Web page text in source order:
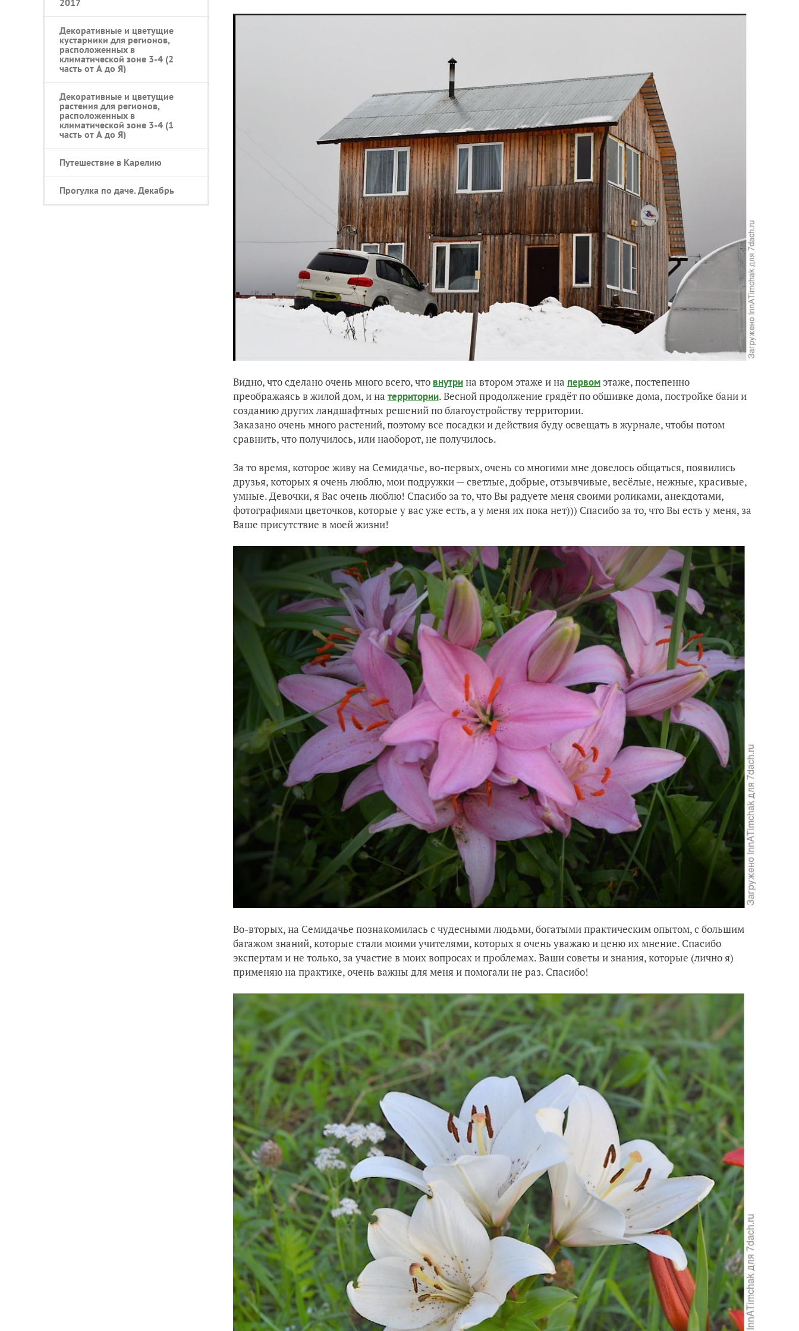
Декоративные и цветущие
кустарники для регионов,
расположенных в
климатической зоне 3-4 (2
часть от А до Я)
Декоративные и цветущие
растения для регионов,
расположенных в
климатической зоне 3-4 (1
часть от А до Я)
Путешествие в Карелию
Прогулка по даче. Декабрь
Видно, что сделано очень много всего, что внутрина втором этаже и на первом этаже, постепенно
преображаясь в жилой дом, и на территории. Весной продолжение грядёт по обшивке дома, постройке бани и
созданию других ландшафтных решений по благоустройству территории.
Заказано очень много растений, поэтому все посадки и действия буду освещать в журнале, чтобы потом
сравнить, что получилось, или наоборот, не получилось.
За то время, которое живу на Семидачье, во-первых, очень со многими мне довелось общаться, появились
друзья, которых я очень люблю, мои подружки — светлые, добрые, отзывчивые, весёлые, нежные, красивые,
умные. Девочки, я Вас очень люблю! Спасибо за то, что Вы радуете меня своими роликами, анекдотами,
фотографиями цветочков, которые у вас уже есть, а у меня их пока нет))) Спасибо за то, что Вы есть у меня, за
Ваше присутствие в моей жизни!
Во-вторых, на Семидачье познакомилась с чудесными людьми, богатыми практическим опытом, с большим
багажом знаний, которые стали моими учителями, которых я очень уважаю и ценю их мнение. Спасибо
экспертам и не только, за участие в моих вопросах и проблемах. Ваши советы и знания, которые (лично я)
применяю на практике, очень важны для меня и помогали не раз. Спасибо!